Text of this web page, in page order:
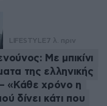
LIFESTYLE7 λ. πριν
Με μπικίνι
της ελληνικής
«Κάθε χρόνο η
δίνει κάτι που